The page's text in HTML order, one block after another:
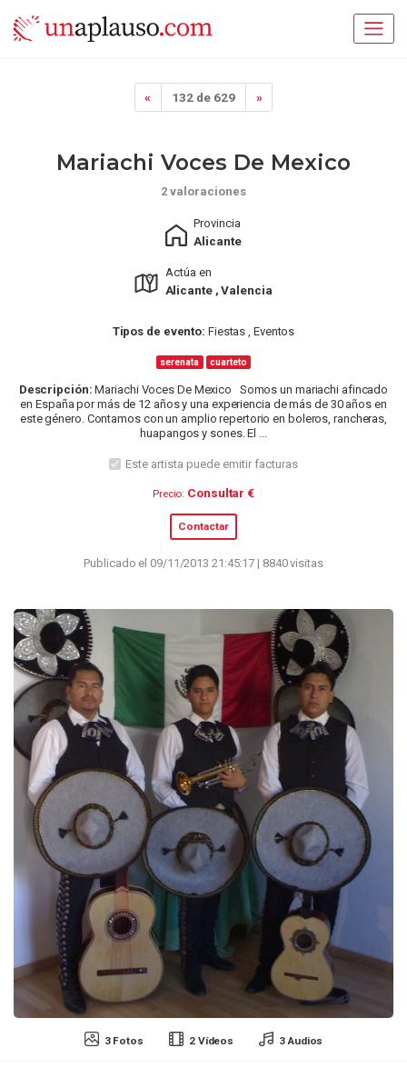
« 132 de 629 »
3 Fotos 2 Vídeos 3 Audios
Mariachi Voces De Mexico
2 valoraciones
Provincia
Alicante
Actúa en
Alicante , Valencia
Tipos de evento: Fiestas , Eventos
serenata cuarteto
Descripción: Mariachi Voces De Mexico Somos un mariachi afincado
en España por más de 12 años y una experiencia de más de 30 años en
este género. Contamos con un amplio repertorio en boleros, rancheras,
huapangos y sones. El ...
Este artista puede emitir facturas
Precio: Consultar €
Contactar
Publicado el 09/11/2013 21:45:17 | 8840 visitas